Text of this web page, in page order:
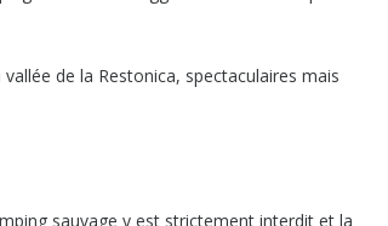
de la Restonica, spectaculaires mais
sauvage y est strictement interdit et la